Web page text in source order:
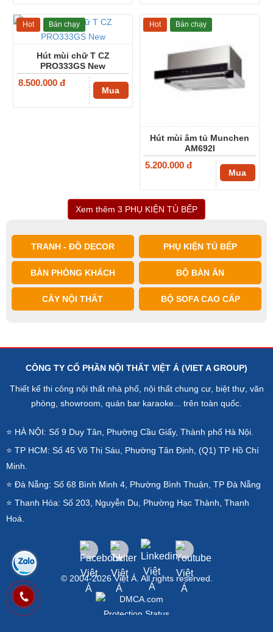
Hút mùi chữ T CZ
PRO333GS New
8.500.000 đ
Mua
Hot Bán chạy
Hút mùi âm tủ Munchen
AM692I
5.200.000 đ
Mua
Hot Bán chạy
Xem thêm 3 PHỤ KIỆN TỦ BẾP
TRANH - ĐỒ DECOR PHỤ KIỆN TỦ BẾP
BÀN PHÒNG KHÁCH BỘ BÀN ĂN
CÂY NỘI THẤT BỘ SOFA CAO CẤP
CÔNG TY CỔ PHẦN NỘI THẤT VIỆT Á (VIET A GROUP)
Thiết kế thi công nội thất nhà phố, nội thất chung cư, biệt thự, văn
phòng, showroom, quán bar karaoke... trên toàn quốc.
⭐ HÀ NỘI: Số 9 Duy Tân, Phường Cầu Giấy, Thành phố Hà Nội.
⭐ TP HCM: Số 45 Võ Thị Sáu, Phường Tân Định, (Q1) TP Hồ Chí
Minh.
⭐ Đà Nẵng: Số 68 Bình Minh 4, Phường Bình Thuận, TP Đà Nẵng
⭐ Thanh Hóa: Số 203, Nguyễn Du, Phường Hạc Thành, Thanh
Hoá.
© 2004-2026 Việt Á. All rights reserved.